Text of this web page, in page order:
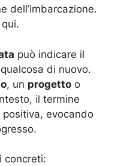
dell’imbarcazione.
può indicare il
di nuovo.
, un progetto o
il termine
evocando
concreti: